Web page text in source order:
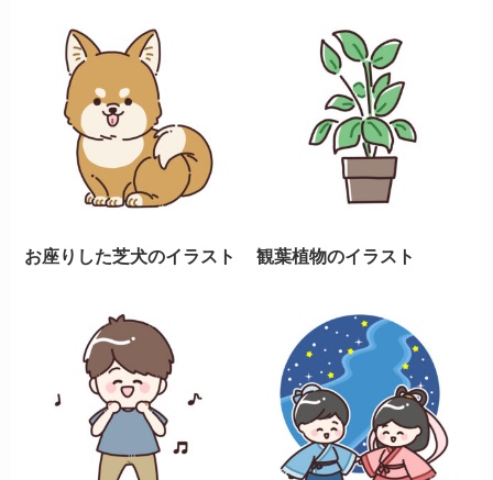
お座りした芝犬のイラスト 観葉植物のイラスト